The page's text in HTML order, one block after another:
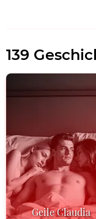
139
Geile Claudia